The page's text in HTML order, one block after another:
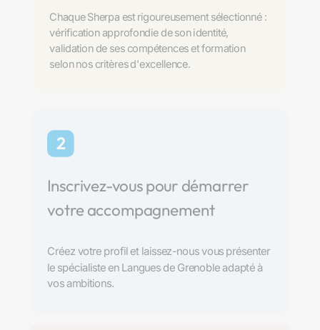
Chaque Sherpa est rigoureusement sélectionné :
vérification approfondie de son identité,
validation de ses compétences et formation
selon nos critères d'excellence.
2
Inscrivez-vous pour démarrer
votre accompagnement
Créez votre profil et laissez-nous vous présenter
le spécialiste en Langues de Grenoble adapté à
vos ambitions.